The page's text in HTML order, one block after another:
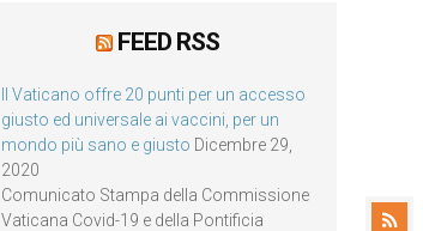
FEED RSS
Il Vaticano offre 20 punti per un accesso
giusto ed universale ai vaccini, per un
mondo più sano e giusto Dicembre 29,
2020
Comunicato Stampa della Commissione
Vaticana Covid-19 e della Pontificia